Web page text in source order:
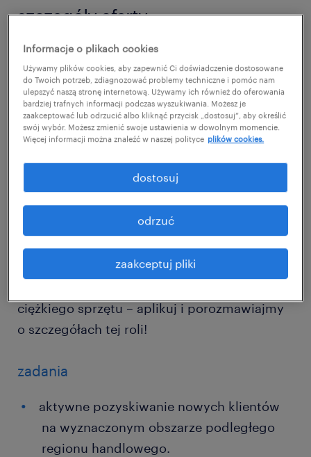
szczegóły oferty
Dla naszego Klienta – dynamicznie
rozwijającego się dystrybutora
zaawansowanego sprzętu przeładunkowego,
recyklingowego oraz przemysłowego –
poszukujemy ambitnej i samodzielnej osoby
na stanowisko Regionalnego Kierownika
Jeśli posiadasz doświadczenie handlowe w
sektorze technicznym, potrafisz budować
trwałe relacje biznesowe i chcesz rozwijać się
ciężkiego sprzętu – aplikuj i porozmawiajmy
o szczegółach tej roli!
zadania
aktywne pozyskiwanie nowych klientów
na wyznaczonym obszarze podległego
regionu handlowego.
Informacje o plikach cookies
Używamy plików cookies, aby zapewnić Ci doświadczenie dostosowane
do Twoich potrzeb, zdiagnozować problemy techniczne i pomóc nam
ulepszyć naszą stronę internetową. Używamy ich również do oferowania
bardziej trafnych informacji podczas wyszukiwania. Możesz je
zaakceptować lub odrzucić albo kliknąć przycisk „dostosuj”, aby określić
swój wybór. Możesz zmienić swoje ustawienia w dowolnym momencie.
Więcej informacji można znaleźć w naszej polityce plików cookies.
zaakceptuj pliki
odrzuć
dostosuj